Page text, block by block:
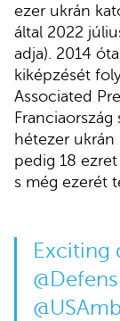
ezer ukrán
által 2022
adja). 2014
kiképzését
Associated
hétezer ukrán
pedig 18
s még ezerét
Exciting